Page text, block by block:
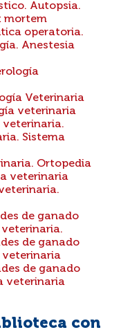
Autopsia.
mortem
operatoria.
Anestesia
Veterinaria
veterinaria
veterinaria.
Sistema
Ortopedia
veterinaria
de ganado
de ganado
veterinaria
de ganado
veterinaria
con